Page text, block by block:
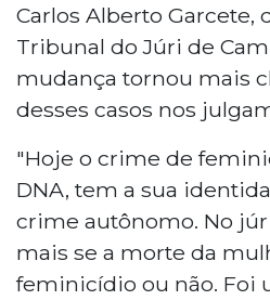
Carlos Alberto Garcete,
Tribunal do Júri de
mudança tornou mais
desses casos nos
"Hoje o crime de
DNA, tem a sua
crime autônomo. No
mais se a morte da
feminicídio ou não. Foi